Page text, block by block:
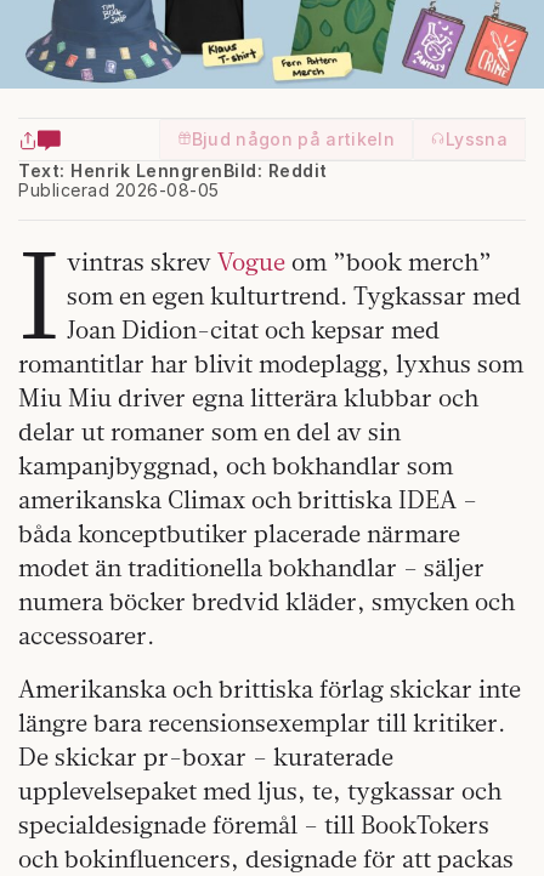
Bjud någon på artikeln
Lyssna
Text: Henrik Lenngren
Publicerad 2026-08-05
Bild: Reddit
I vintras skrevVogue om ”book merch”
som en egen kulturtrend. Tygkassar med
Joan Didion-citat och kepsar med
romantitlar har blivit modeplagg, lyxhus som
Miu Miu driver egna litterära klubbar och
delar ut romaner som en del av sin
kampanjbyggnad, och bokhandlar som
amerikanska Climax och brittiska IDEA –
båda konceptbutiker placerade närmare
modet än traditionella bokhandlar – säljer
numera böcker bredvid kläder, smycken och
accessoarer.
Amerikanska och brittiska förlag skickar inte
längre bara recensionsexemplar till kritiker.
De skickar pr-boxar – kuraterade
upplevelsepaket med ljus, te, tygkassar och
specialdesignade föremål – till BookTokers
och bokinfluencers, designade för att packas